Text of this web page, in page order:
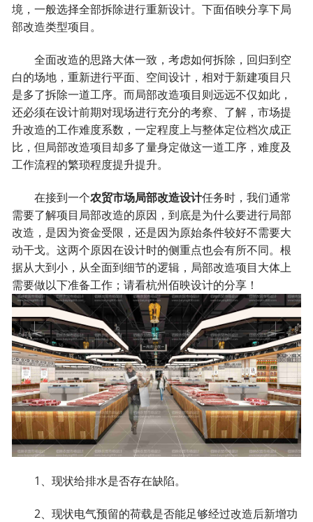
境，一般选择全部拆除进行重新设计。下面佰映分享下局
部改造类型项目。
全面改造的思路大体一致，考虑如何拆除，回归到空
白的场地，重新进行平面、空间设计，相对于新建项目只
是多了拆除一道工序。而局部改造项目则远远不仅如此，
还必须在设计前期对现场进行充分的考察、了解，市场提
升改造的工作难度系数，一定程度上与整体定位档次成正
比，但局部改造项目却多了量身定做这一道工序，难度及
工作流程的繁琐程度提升提升。
在接到一个农贸市场局部改造设计任务时，我们通常
需要了解项目局部改造的原因，到底是为什么要进行局部
改造，是因为资金受限，还是因为原始条件较好不需要大
动干戈。这两个原因在设计时的侧重点也会有所不同。根
据从大到小，从全面到细节的逻辑，局部改造项目大体上
需要做以下准备工作；请看杭州佰映设计的分享！
1、现状给排水是否存在缺陷。
2、现状电气预留的荷载是否能足够经过改造后新增功